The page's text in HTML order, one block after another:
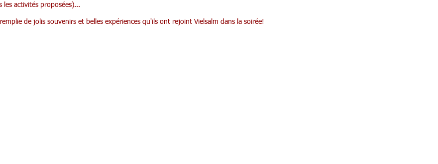
les activités proposées)...
de jolis souvenirs et belles expériences qu'ils ont rejoint Vielsalm dans la soirée!